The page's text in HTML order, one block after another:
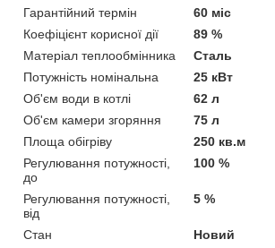
Гарантійний термін
60 міс
Коефіцієнт корисної дії
89 %
Матеріал теплообмінника
Сталь
Потужність номінальна
25 кВт
Об'єм води в котлі
62 л
Об'єм камери згоряння
75 л
Площа обігріву
250 кв.м
Регулювання потужності,
до
100 %
Регулювання потужності,
від
5 %
Стан
Новий